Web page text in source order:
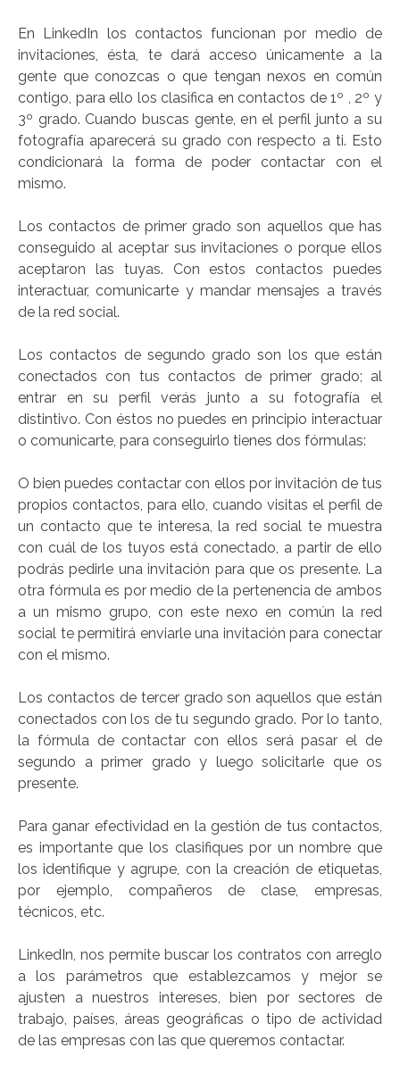
En LinkedIn los contactos funcionan por medio de
invitaciones, ésta, te dará acceso únicamente a la
gente que conozcas o que tengan nexos en común
contigo, para ello los clasifica en contactos de 1º , 2º y
3º grado. Cuando buscas gente, en el perfil junto a su
fotografía aparecerá su grado con respecto a ti. Esto
condicionará la forma de poder contactar con el
mismo.
Los contactos de primer grado son aquellos que has
conseguido al aceptar sus invitaciones o porque ellos
aceptaron las tuyas. Con estos contactos puedes
interactuar, comunicarte y mandar mensajes a través
de la red social.
Los contactos de segundo grado son los que están
conectados con tus contactos de primer grado; al
entrar en su perfil verás junto a su fotografía el
distintivo. Con éstos no puedes en principio interactuar
o comunicarte, para conseguirlo tienes dos fórmulas:
O bien puedes contactar con ellos por invitación de tus
propios contactos, para ello, cuando visitas el perfil de
un contacto que te interesa, la red social te muestra
con cuál de los tuyos está conectado, a partir de ello
podrás pedirle una invitación para que os presente. La
otra fórmula es por medio de la pertenencia de ambos
a un mismo grupo, con este nexo en común la red
social te permitirá enviarle una invitación para conectar
con el mismo.
Los contactos de tercer grado son aquellos que están
conectados con los de tu segundo grado. Por lo tanto,
la fórmula de contactar con ellos será pasar el de
segundo a primer grado y luego solicitarle que os
presente.
Para ganar efectividad en la gestión de tus contactos,
es importante que los clasifiques por un nombre que
los identifique y agrupe, con la creación de etiquetas,
por ejemplo, compañeros de clase, empresas,
técnicos, etc.
LinkedIn, nos permite buscar los contratos con arreglo
a los parámetros que establezcamos y mejor se
ajusten a nuestros intereses, bien por sectores de
trabajo, países, áreas geográficas o tipo de actividad
de las empresas con las que queremos contactar.